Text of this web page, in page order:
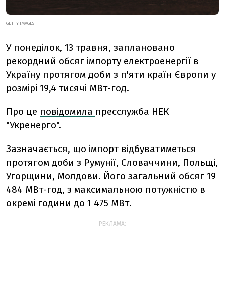
GETTY IMAGES
У понеділок, 13 травня, заплановано
рекордний обсяг імпорту електроенергії в
Україну протягом доби з п'яти країн Європи у
розмірі 19,4 тисячі МВт-год.
Про це повідомила пресслужба НЕК
"Укренерго".
Зазначається, що імпорт відбуватиметься
протягом доби з Румунії, Словаччини, Польщі,
Угорщини, Молдови. Його загальний обсяг 19
484 МВт-год, з максимальною потужністю в
окремі години до 1 475 МВт.
РЕКЛАМА: